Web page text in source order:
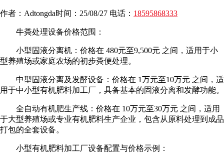
作者：Adtongda时间：25/08/27 电话： 18595868333
牛粪处理设备价格范围：
小型固液分离机：价格在 480元至9,500元 之间，适用于小
型养殖场或家庭农场的初步粪便处理。
中型固液分离及发酵设备：价格在 1万元至10万元 之间，适
用于中小型有机肥料加工厂，具备基本的固液分离和发酵功能。
全自动有机肥生产线：价格在 10万元至30万元 之间，适用
于大型养殖场或专业有机肥料生产企业，包含从原料处理到成品
打包的全套设备。
小型有机肥料加工厂设备配置与价格示例：